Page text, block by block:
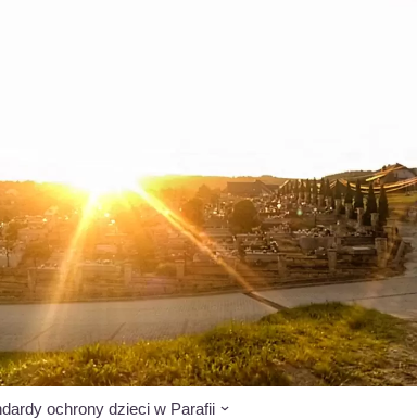
ochrony dzieci w Parafii